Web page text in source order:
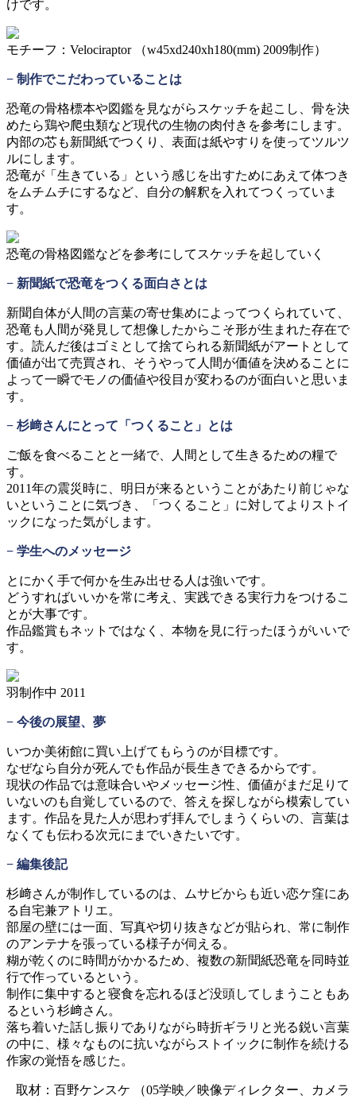
けです。
モチーフ：Velociraptor （w45xd240xh180(mm) 2009制作）
− 制作でこだわっていることは
恐竜の骨格標本や図鑑を見ながらスケッチを起こし、骨を決
めたら鶏や爬虫類など現代の生物の肉付きを参考にします。
内部の芯も新聞紙でつくり、表面は紙やすりを使ってツルツ
ルにします。
恐竜が「生きている」という感じを出すためにあえて体つき
をムチムチにするなど、自分の解釈を入れてつくっていま
す。
恐竜の骨格図鑑などを参考にしてスケッチを起していく
− 新聞紙で恐竜をつくる面白さとは
新聞自体が人間の言葉の寄せ集めによってつくられていて、
恐竜も人間が発見して想像したからこそ形が生まれた存在で
す。読んだ後はゴミとして捨てられる新聞紙がアートとして
価値が出て売買され、そうやって人間が価値を決めることに
よって一瞬でモノの価値や役目が変わるのが面白いと思いま
す。
− 杉﨑さんにとって「つくること」とは
ご飯を食べることと一緒で、人間として生きるための糧で
す。
2011年の震災時に、明日が来るということがあたり前じゃな
いということに気づき、「つくること」に対してよりストイ
ックになった気がします。
− 学生へのメッセージ
とにかく手で何かを生み出せる人は強いです。
どうすればいいかを常に考え、実践できる実行力をつけるこ
とが大事です。
作品鑑賞もネットではなく、本物を見に行ったほうがいいで
す。
羽制作中 2011
− 今後の展望、夢
いつか美術館に買い上げてもらうのが目標です。
なぜなら自分が死んでも作品が長生きできるからです。
現状の作品では意味合いやメッセージ性、価値がまだ足りて
いないのも自覚しているので、答えを探しながら模索してい
ます。作品を見た人が思わず拝んでしまうくらいの、言葉は
なくても伝わる次元にまでいきたいです。
− 編集後記
杉﨑さんが制作しているのは、ムサビからも近い恋ケ窪にあ
る自宅兼アトリエ。
部屋の壁には一面、写真や切り抜きなどが貼られ、常に制作
のアンテナを張っている様子が伺える。
糊が乾くのに時間がかかるため、複数の新聞紙恐竜を同時並
行で作っているという。
制作に集中すると寝食を忘れるほど没頭してしまうこともあ
るという杉﨑さん。
落ち着いた話し振りでありながら時折ギラリと光る鋭い言葉
の中に、様々なものに抗いながらストイックに制作を続ける
作家の覚悟を感じた。
取材：百野ケンスケ （05学映／映像ディレクター、カメラ